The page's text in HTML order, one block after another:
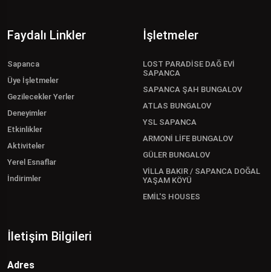
Faydalı Linkler
Sapanca
Üye İşletmeler
Gezilecekler Yerler
Deneyimler
Etkinlikler
Aktiviteler
Yerel Esnaflar
İndirimler
İşletmeler
LOST PARADİSE DAĞ EVİ
SAPANCA
SAPANCA ŞAH BUNGALOV
ATLAS BUNGALOV
YSL SAPANCA
ARMONİ LİFE BUNGALOV
GÜLER BUNGALOV
VİLLA BAKIR / SAPANCA DOĞAL
YAŞAM KÖYÜ
EMİL'S HOUSES
İletişim Bilgileri
Adres